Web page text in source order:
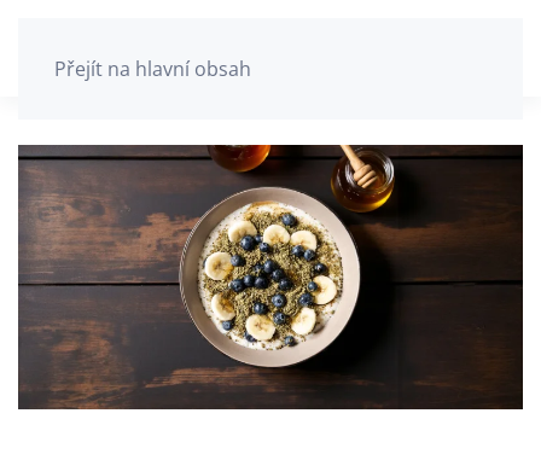
Přejít na hlavní obsah